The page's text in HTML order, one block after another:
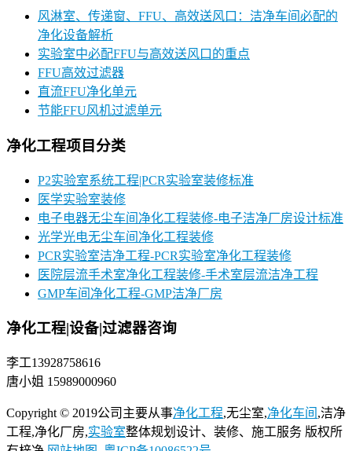
风淋室、传递窗、FFU、高效送风口：洁净车间必配的
净化设备解析
实验室中必配FFU与高效送风口的重点
FFU高效过滤器
直流FFU净化单元
节能FFU风机过滤单元
净化工程项目分类
P2实验室系统工程|PCR实验室装修标准
医学实验室装修
电子电器无尘车间净化工程装修-电子洁净厂房设计标准
光学光电无尘车间净化工程装修
PCR实验室洁净工程-PCR实验室净化工程装修
医院层流手术室净化工程装修-手术室层流洁净工程
GMP车间净化工程-GMP洁净厂房
净化工程|设备|过滤器咨询
李工13928758616
唐小姐 15989000960
Copyright © 2019公司主要从事净化工程,无尘室,净化车间 ,洁净
工程,净化厂房,实验室整体规划设计、装修、施工服务 版权所